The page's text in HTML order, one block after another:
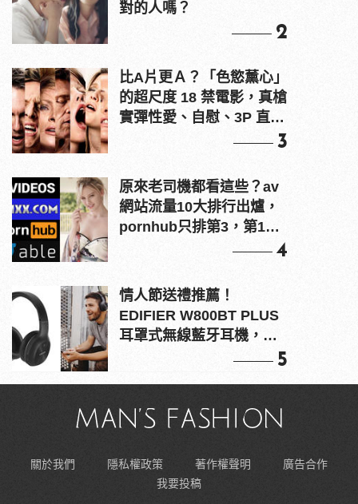
對的人嗎？
2
比A片更Ａ？「色慾薰心」
的超尺度 18 禁電影，真槍
實彈性愛、自慰、3P 直接
3
原來老司機都看這些？av
網站流量10大排行出爐，
pornhub只排第3，第1名
4
情人節送禮推薦！
EDIFIER W800BT PLUS
耳罩式無線藍牙耳機，在
5
關於我們 隱私權政策 著作權聲明
廣告合作
我要投稿